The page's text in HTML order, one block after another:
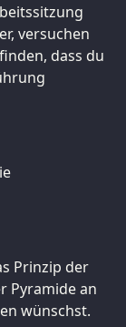
versuchen
dass du
Prinzip der
Pyramide an
wünschst.